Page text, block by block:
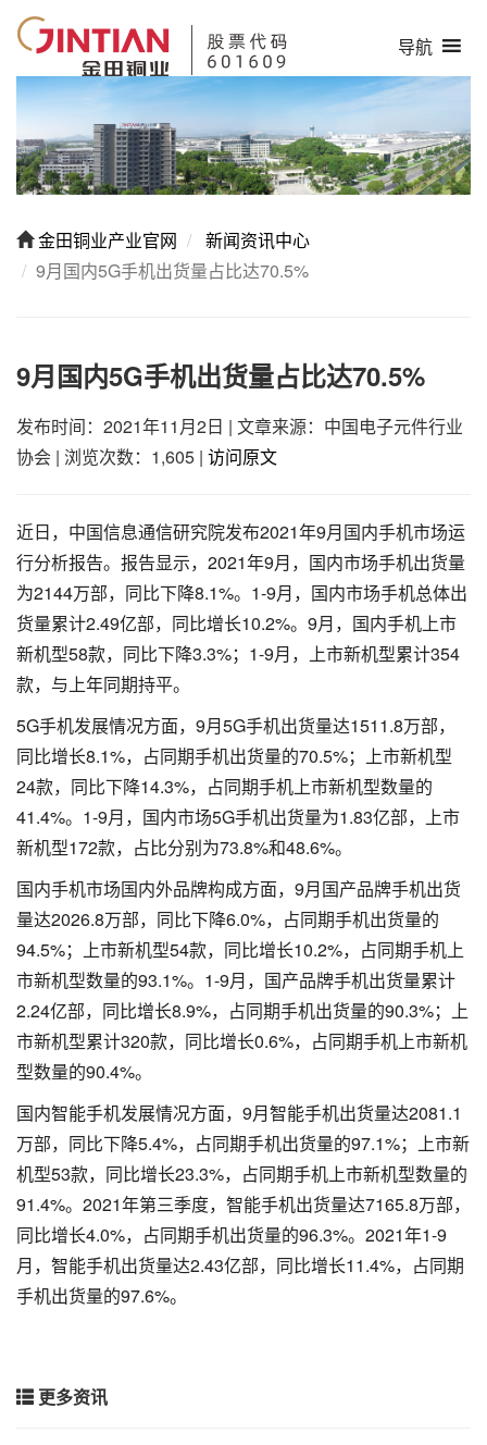
导航
金田铜业产业官网
新闻资讯中心
9月国内5G手机出货量占比达70.5%
9月国内5G手机出货量占比达70.5%
发布时间：2021年11月2日 | 文章来源：中国电子元件行业
协会 | 浏览次数：1,605 | 访问原文
近日，中国信息通信研究院发布2021年9月国内手机市场运
行分析报告。报告显示，2021年9月，国内市场手机出货量
为2144万部，同比下降8.1%。1-9月，国内市场手机总体出
货量累计2.49亿部，同比增长10.2%。9月，国内手机上市
新机型58款，同比下降3.3%；1-9月，上市新机型累计354
款，与上年同期持平。
5G手机发展情况方面，9月5G手机出货量达1511.8万部，
同比增长8.1%，占同期手机出货量的70.5%；上市新机型
24款，同比下降14.3%，占同期手机上市新机型数量的
41.4%。1-9月，国内市场5G手机出货量为1.83亿部，上市
新机型172款，占比分别为73.8%和48.6%。
国内手机市场国内外品牌构成方面，9月国产品牌手机出货
量达2026.8万部，同比下降6.0%，占同期手机出货量的
94.5%；上市新机型54款，同比增长10.2%，占同期手机上
市新机型数量的93.1%。1-9月，国产品牌手机出货量累计
2.24亿部，同比增长8.9%，占同期手机出货量的90.3%；上
市新机型累计320款，同比增长0.6%，占同期手机上市新机
型数量的90.4%。
国内智能手机发展情况方面，9月智能手机出货量达2081.1
万部，同比下降5.4%，占同期手机出货量的97.1%；上市新
机型53款，同比增长23.3%，占同期手机上市新机型数量的
91.4%。2021年第三季度，智能手机出货量达7165.8万部，
同比增长4.0%，占同期手机出货量的96.3%。2021年1-9
月，智能手机出货量达2.43亿部，同比增长11.4%，占同期
手机出货量的97.6%。
更多资讯